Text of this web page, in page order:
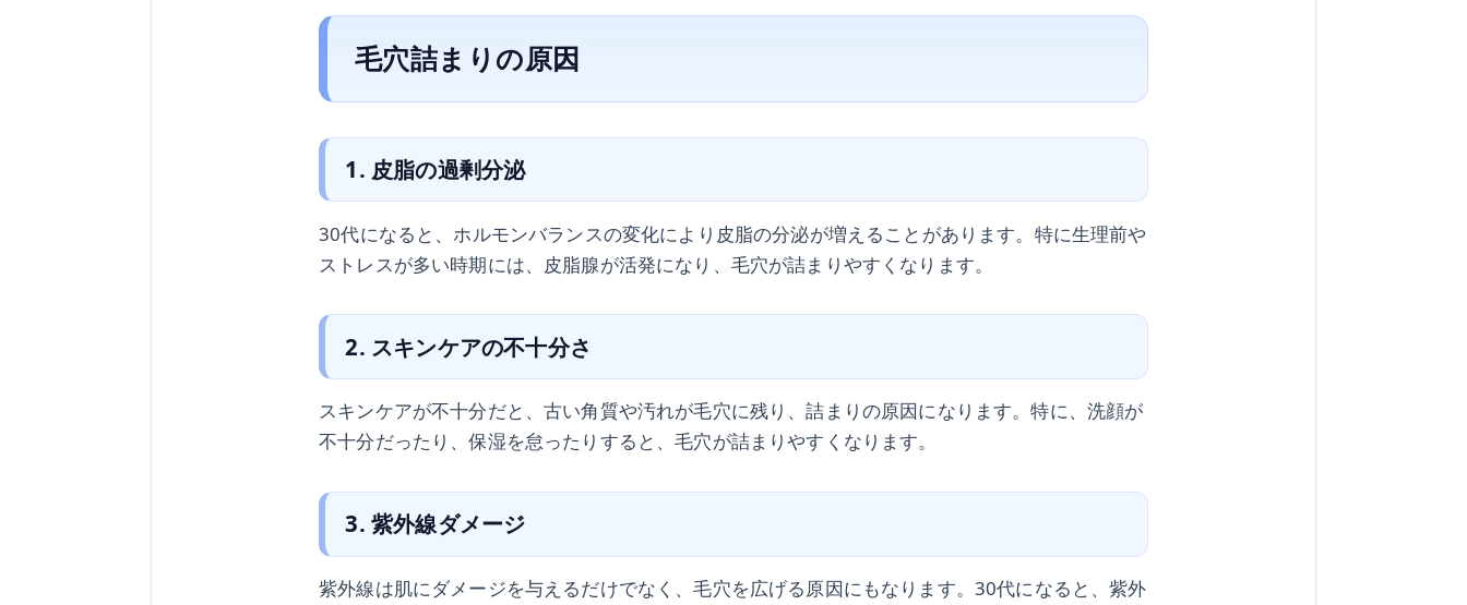
毛穴詰まりの原因
1. 皮脂の過剰分泌
30代になると、ホルモンバランスの変化により皮脂の分泌が増えることがあります。特に生理前や
ストレスが多い時期には、皮脂腺が活発になり、毛穴が詰まりやすくなります。
2. スキンケアの不十分さ
スキンケアが不十分だと、古い角質や汚れが毛穴に残り、詰まりの原因になります。特に、洗顔が
不十分だったり、保湿を怠ったりすると、毛穴が詰まりやすくなります。
3. 紫外線ダメージ
紫外線は肌にダメージを与えるだけでなく、毛穴を広げる原因にもなります。30代になると、紫外